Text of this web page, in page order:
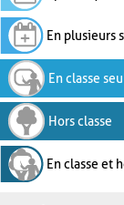
En plusieurs
En classe
Hors classe
En classe et